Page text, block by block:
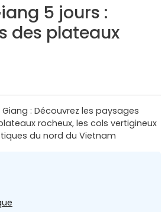
5 jours :
des plateaux
: Découvrez les paysages
rocheux, les cols vertigineux
du nord du Vietnam